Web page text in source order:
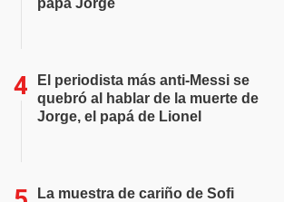
papá Jorge
El periodista más anti-Messi se
quebró al hablar de la muerte de
Jorge, el papá de Lionel
La muestra de cariño de Sofi